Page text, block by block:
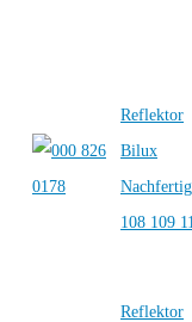
Reflektor
Bilux
108 109
Reflektor